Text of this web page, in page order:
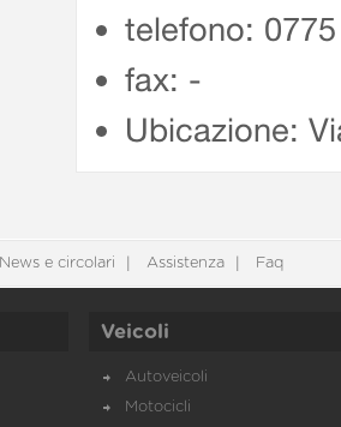
telefono:
fax: -
Ubicazione:
News e circolari Assistenza Faq
Veicoli
Autoveicoli
Motocicli